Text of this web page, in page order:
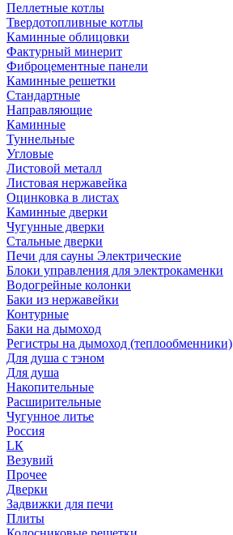
Пеллетные котлы
Твердотопливные котлы
Каминные облицовки
Фактурный минерит
Фиброцементные панели
Каминные решетки
Стандартные
Направляющие
Каминные
Туннельные
Угловые
Листовой металл
Листовая нержавейка
Оцинковка в листах
Каминные дверки
Чугунные дверки
Стальные дверки
Печи для сауны Электрические
Блоки управления для электрокаменки
Водогрейные колонки
Баки из нержавейки
Контурные
Баки на дымоход
Регистры на дымоход (теплообменники)
Для душа с тэном
Для душа
Накопительные
Расширительные
Чугунное литье
Россия
LК
Везувий
Прочее
Дверки
Задвижки для печи
Плиты